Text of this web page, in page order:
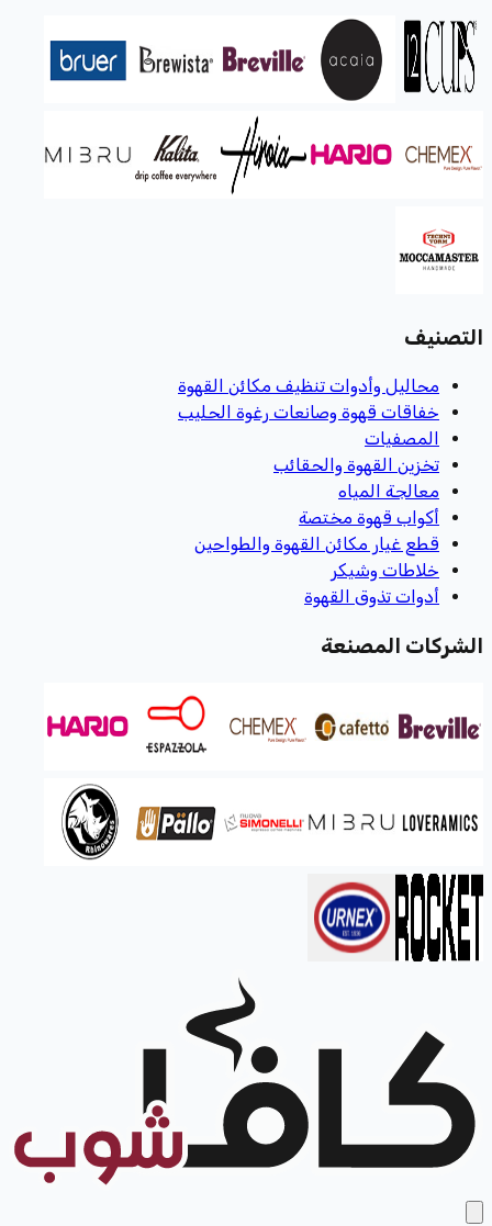
التصنيف
محاليل وأدوات تنظيف مكائن القهوة
خفاقات قهوة وصانعات رغوة الحليب
المصفيات
تخزين القهوة والحقائب
معالجة المياه
أكواب قهوة مختصة
قطع غيار مكائن القهوة والطواحين
خلاطات وشيكر
أدوات تذوق القهوة
الشركات المصنعة